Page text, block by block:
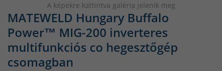
A képekre kattintva galéria jelenik meg
MATEWELD Hungary Buffalo
Power™ MIG-200 inverteres
multifunkciós co hegesztőgép
csomagban